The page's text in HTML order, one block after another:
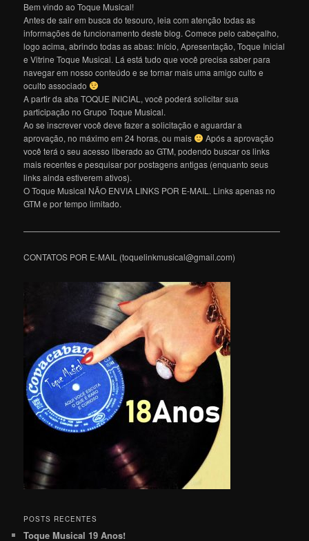
Bem vindo ao Toque Musical!
Antes de sair em busca do tesouro, leia com atenção todas as
informações de funcionamento deste blog. Comece pelo cabeçalho,
logo acima, abrindo todas as abas: Início, Apresentação, Toque Inicial
e Vitrine Toque Musical. Lá está tudo que você precisa saber para
navegar em nosso conteúdo e se tornar mais uma amigo culto e
oculto associado
A partir da aba TOQUE INICIAL, você poderá solicitar sua
participação no Grupo Toque Musical.
Ao se inscrever você deve fazer a solicitação e aguardar a
aprovação, no máximo em 24 horas, ou mais
Após a aprovação
você terá o seu acesso liberado ao GTM, podendo buscar os links
mais recentes e pesquisar por postagens antigas (enquanto seus
links ainda estiverem ativos).
O Toque Musical NÃO ENVIA LINKS POR E-MAIL. Links apenas no
GTM e por tempo limitado.
———————————————————————————————
CONTATOS POR E-MAIL (toquelinkmusical@gmail.com)
POSTS RECENTES
Toque Musical 19 Anos!